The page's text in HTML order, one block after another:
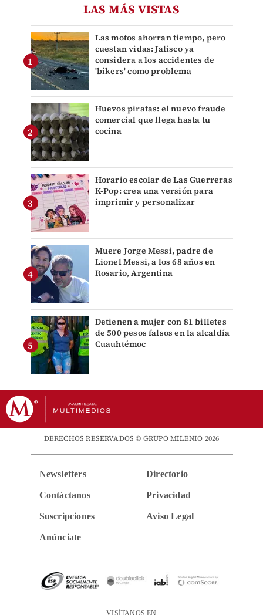
LAS MÁS VISTAS
Las motos ahorran tiempo, pero
cuestan vidas: Jalisco ya
considera a los accidentes de
'bikers' como problema
Huevos piratas: el nuevo fraude
comercial que llega hasta tu
cocina
Horario escolar de Las Guerreras
K-Pop: crea una versión para
imprimir y personalizar
Muere Jorge Messi, padre de
Lionel Messi, a los 68 años en
Rosario, Argentina
Detienen a mujer con 81 billetes
de 500 pesos falsos en la alcaldía
Cuauhtémoc
DERECHOS RESERVADOS © GRUPO MILENIO 2026
Newsletters
Contáctanos
Suscripciones
Anúnciate
Directorio
Privacidad
Aviso Legal
VISÍTANOS EN